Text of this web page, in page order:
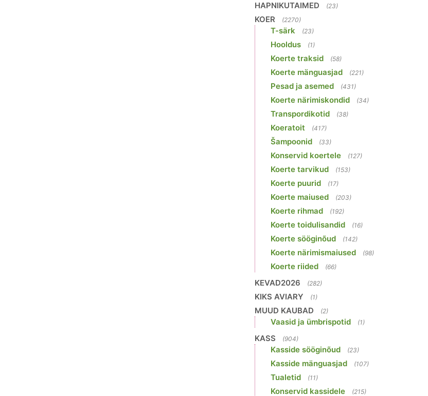
HAPNIKUTAIMED (23)
KOER (2270)
T-särk (23)
Hooldus (1)
Koerte traksid (58)
Koerte mänguasjad (221)
Pesad ja asemed (431)
Koerte närimiskondid (34)
Transpordikotid (38)
Koeratoit (417)
Šampoonid (33)
Konservid koertele (127)
Koerte tarvikud (153)
Koerte puurid (17)
Koerte maiused (203)
Koerte rihmad (192)
Koerte toidulisandid (16)
Koerte sööginõud (142)
Koerte närimismaiused (98)
Koerte riided (66)
KEVAD2026 (282)
KIKS AVIARY (1)
MUUD KAUBAD (2)
Vaasid ja ümbrispotid (1)
KASS (904)
Kasside sööginõud (23)
Kasside mänguasjad (107)
Tualetid (11)
Konservid kassidele (215)